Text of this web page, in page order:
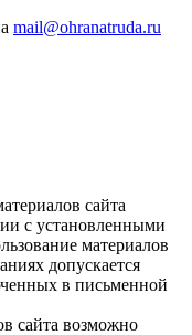
mail@ohranatruda.ru
сайта
с установленными
материалов
допускается
в письменной
сайта возможно